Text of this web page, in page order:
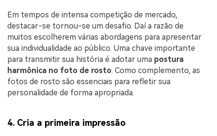
Em tempos de intensa competição de mercado,
destacar-se tornou-se um desafio. Daí a razão de
muitos escolherem várias abordagens para apresentar
sua individualidade ao público. Uma chave importante
para transmitir sua história é adotar uma postura
harmônica no foto de rosto. Como complemento, as
fotos de rosto são essenciais para refletir sua
personalidade de forma apropriada.
4. Cria a primeira impressão